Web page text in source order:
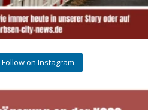
Follow on Instagram